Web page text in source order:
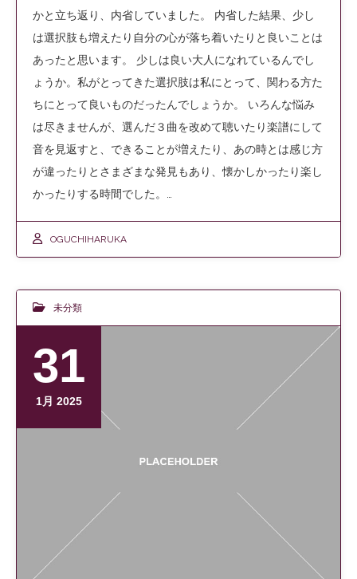
かと立ち返り、内省していました。 内省した結果、少し
は選択肢も増えたり自分の心が落ち着いたりと良いことは
あったと思います。 少しは良い大人になれているんでし
ょうか。私がとってきた選択肢は私にとって、関わる方た
ちにとって良いものだったんでしょうか。 いろんな悩み
は尽きませんが、選んだ３曲を改めて聴いたり楽譜にして
音を見返すと、できることが増えたり、あの時とは感じ方
が違ったりとさまざまな発見もあり、懐かしかったり楽し
かったりする時間でした。…
OGUCHIHARUKA
未分類
31
1月 2025